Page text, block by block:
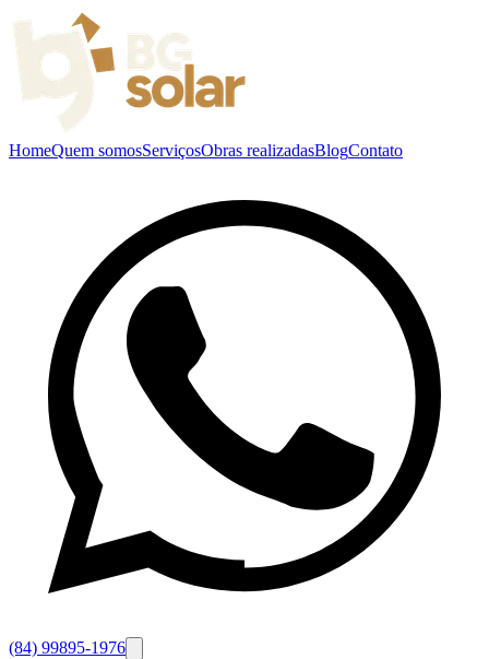
HomeQuem somosServiçosObras realizadasBlogContato
(84) 99895-1976